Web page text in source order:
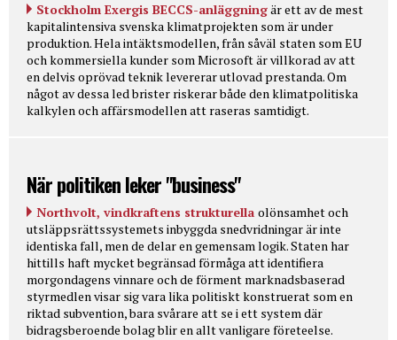
Stockholm Exergis BECCS-anläggningär ett av de mest
kapitalintensiva svenska klimatprojekten som är under
produktion. Hela intäktsmodellen, från såväl staten som EU
och kommersiella kunder som Microsoft är villkorad av att
en delvis oprövad teknik levererar utlovad prestanda. Om
något av dessa led brister riskerar både den klimatpolitiska
kalkylen och affärsmodellen att raseras samtidigt.
När politiken leker "business"
Northvolt, vindkraftens strukturella olönsamhet och
utsläppsrättssystemets inbyggda snedvridningar är inte
identiska fall, men de delar en gemensam logik. Staten har
hittills haft mycket begränsad förmåga att identifiera
morgondagens vinnare och de förment marknadsbaserad
styrmedlen visar sig vara lika politiskt konstruerat som en
riktad subvention, bara svårare att se i ett system där
bidragsberoende bolag blir en allt vanligare företeelse.